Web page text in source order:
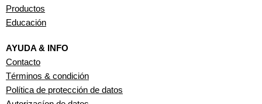
Productos
Educación
AYUDA & INFO
Contacto
Términos & condición
Política de protección de datos